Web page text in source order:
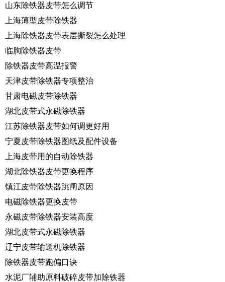
山东除铁器皮带怎么调节
上海薄型皮带除铁器
上海除铁器皮带表层撕裂怎么处理
临朐除铁器皮带
除铁器皮带高温报警
天津皮带除铁器专项整治
甘肃电磁皮带除铁器
湖北皮带式永磁除铁器
江苏除铁器皮带如何调更好用
宁夏皮带除铁器图纸及配件设备
上海皮带用的自动除铁器
湖北除铁器皮带更换程序
镇江皮带除铁器跳闸原因
电磁除铁器更换皮带
永磁皮带除铁器安装高度
湖北皮带式永磁除铁器
辽宁皮带输送机除铁器
除铁器皮带跑偏口诀
水泥厂辅助原料破碎皮带加除铁器